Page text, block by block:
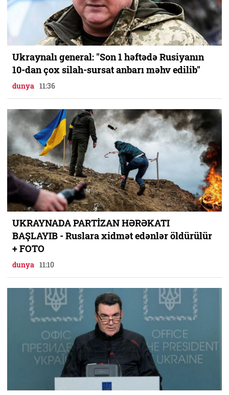
Ukraynalı general: "Son 1 həftədə Rusiyanın
10-dan çox silah-sursat anbarı məhv edilib"
dunya 11:36
UKRAYNADA PARTİZAN HƏRƏKATI
BAŞLAYIB - Ruslara xidmət edənlər öldürülür
+ FOTO
dunya 11:10